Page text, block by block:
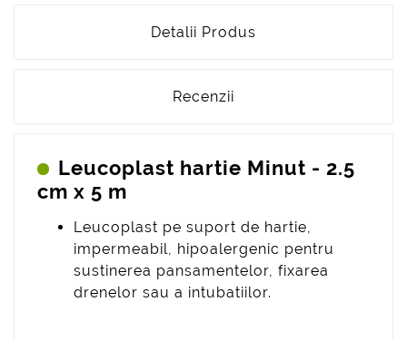
Detalii Produs
Recenzii
Leucoplast hartie Minut - 2.5
cm x 5 m
Leucoplast pe suport de hartie,
impermeabil, hipoalergenic pentru
sustinerea pansamentelor, fixarea
drenelor sau a intubatiilor.